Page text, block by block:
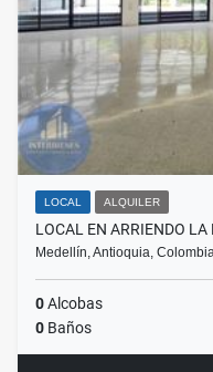
LOCAL ALQUILER
LOCAL EN ARRIENDO
Medellín, Antioquia,
0Alcobas
0 Baños